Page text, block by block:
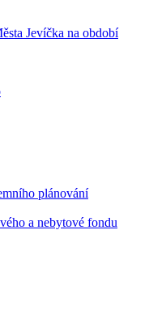
Jevíčka na období
plánování
a nebytové fondu